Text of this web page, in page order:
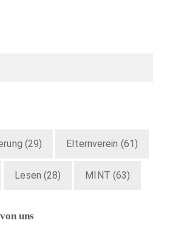
(29) Elternverein (61)
Lesen (28) MINT (63)
uns